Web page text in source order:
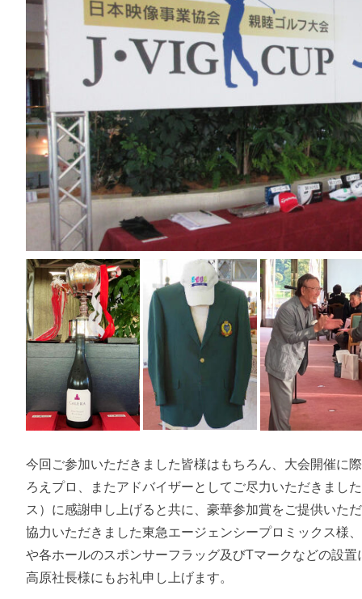
今回ご参加いただきました皆様はもちろん、大会開催に
ろえプロ、またアドバイザーとしてご尽力いただきまし
ス）に感謝申し上げると共に、豪華参加賞をご提供いた
協力いただきました東急エージェンシープロミックス様
や各ホールのスポンサーフラッグ及びTマークなどの設
高原社長様にもお礼申し上げます。